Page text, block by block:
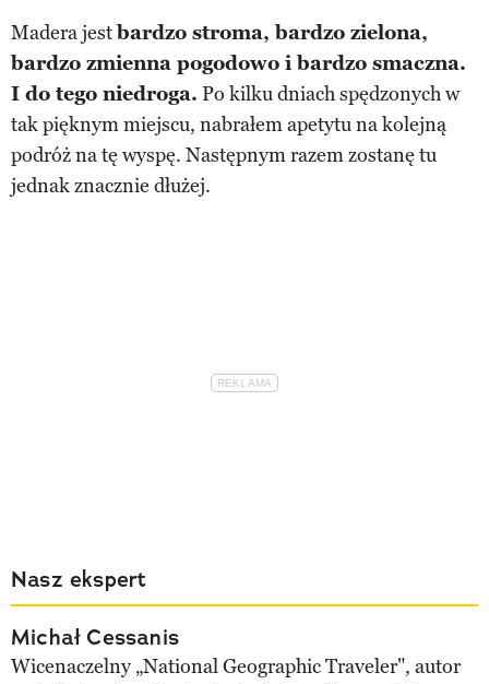
Madera jestbardzo stroma, bardzo zielona,
bardzo zmienna pogodowo i bardzo smaczna.
I do tego niedroga. Po kilku dniach spędzonych w
tak pięknym miejscu, nabrałem apetytu na kolejną
podróż na tę wyspę. Następnym razem zostanę tu
jednak znacznie dłużej.
Nasz ekspert
Michał Cessanis
Wicenaczelny „National Geographic Traveler", autor